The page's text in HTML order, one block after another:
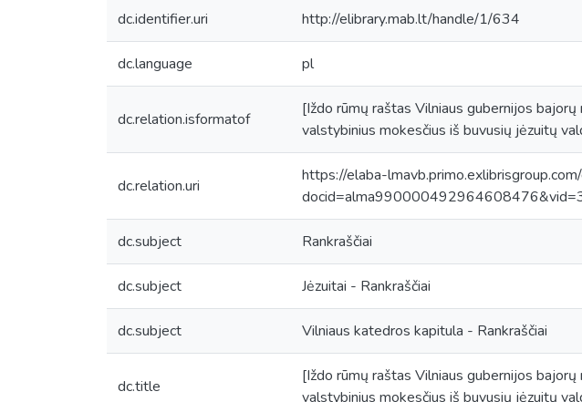
dc.identifier.uri http://elibrary.mab.lt/handle/1/634
dc.language pl
dc.relation.isformatof
[Iždo rūmų raštas Vilniaus gubernijos
valstybinius mokesčius iš buvusių jėzuitų
dc.relation.uri
https://elaba-
dc.subject Rankraščiai
dc.subject Jėzuitai - Rankraščiai
dc.subject Vilniaus katedros kapitula - Rankraščiai
dc.title
[Iždo rūmų raštas Vilniaus gubernijos
valstybinius mokesčius iš buvusių jėzuitų